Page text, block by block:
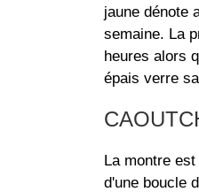
jaune dénote
semaine. La
heures alors
épais verre
La montre
d'une boucle